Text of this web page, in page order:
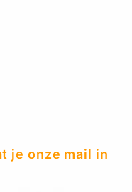
je onze mail in